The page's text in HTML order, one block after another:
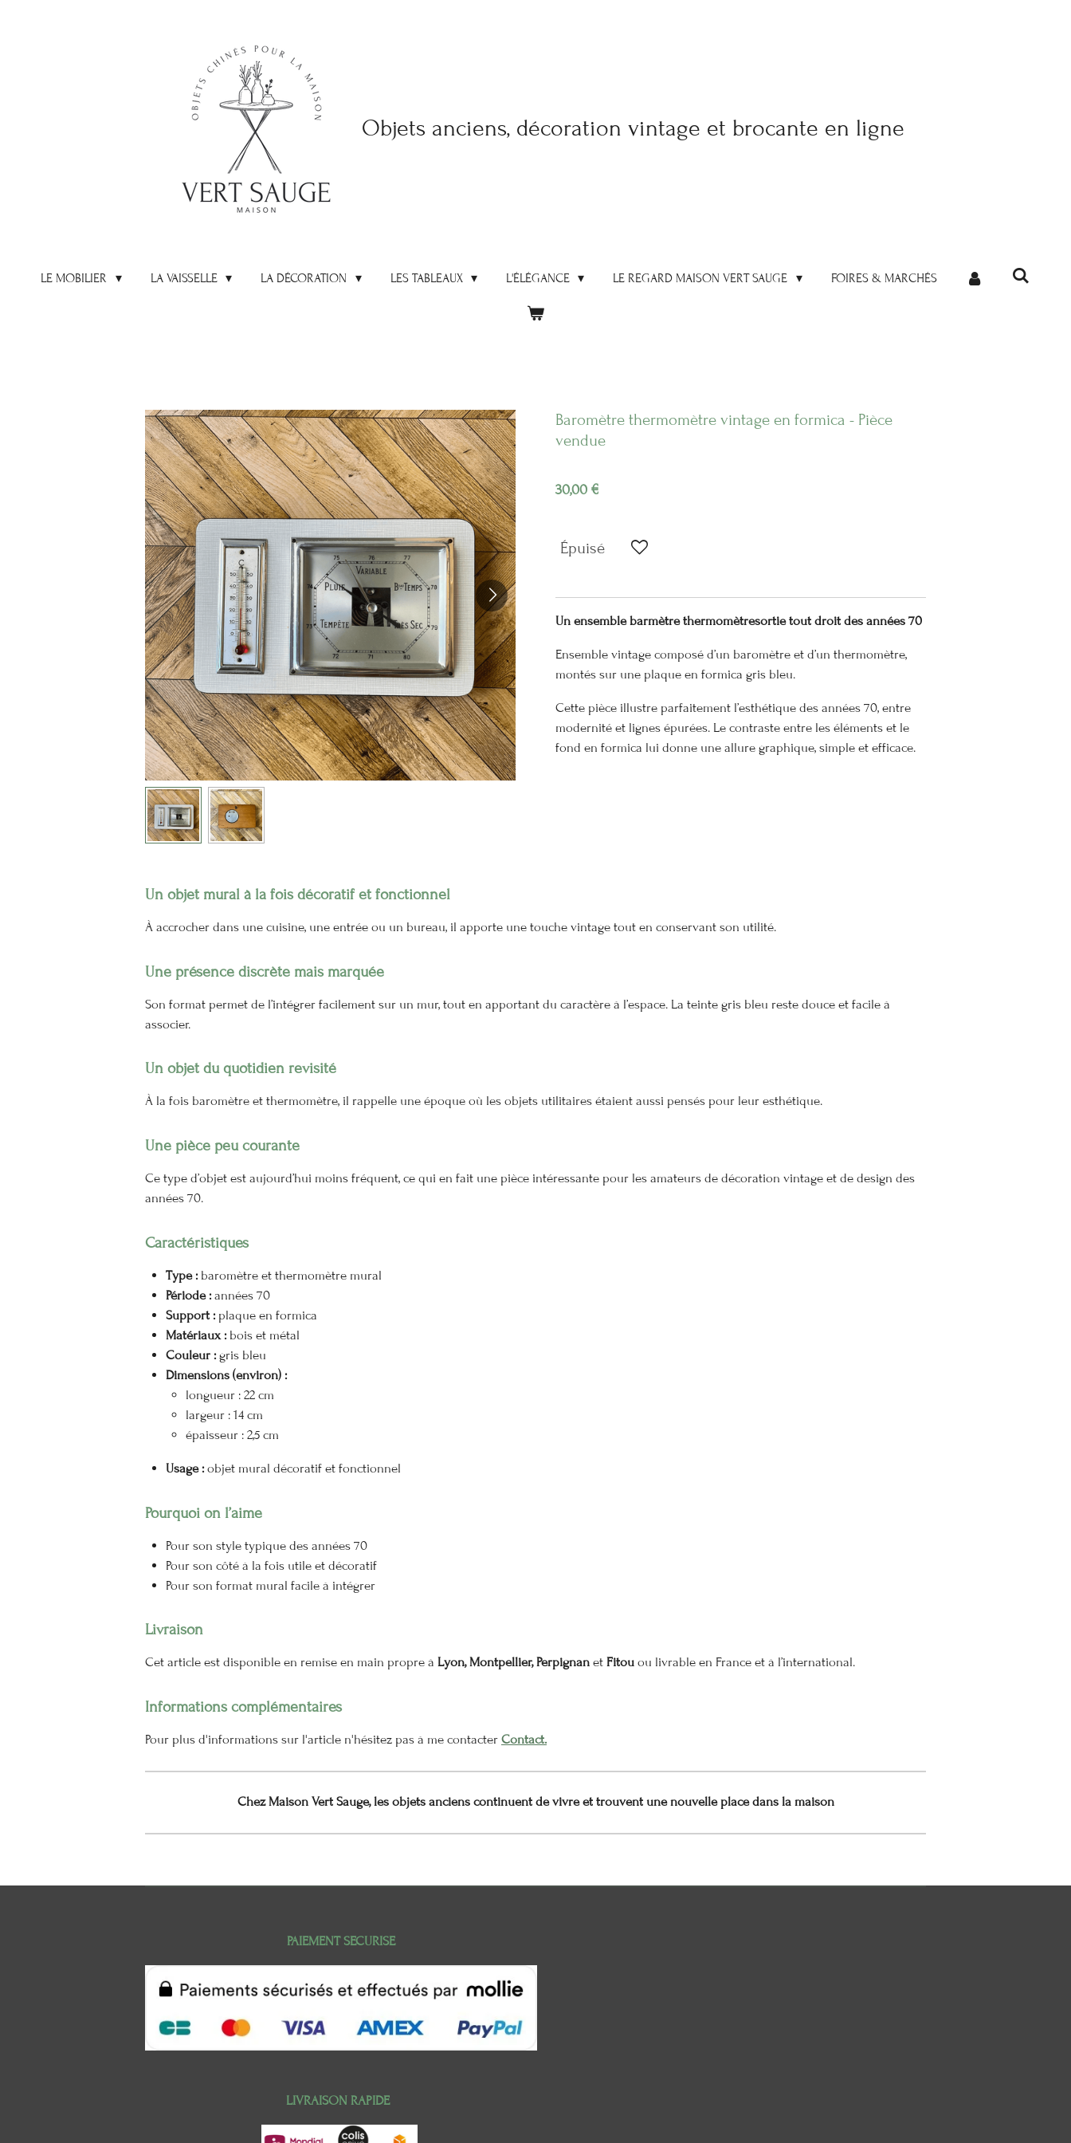
Objets anciens, décoration vintage et brocante en ligne
LE MOBILIER LA VAISSELLE LA DÉCORATION LES TABLEAUX L'ÉLÉGANCE LE REGARD MAISON VERT SAUGE FOIRES & MARCHÉS
Baromètre thermomètre vintage en formica - Pièce
vendue
30,00 €
Épuisé
Un ensemble barmètre thermomètresortie tout droit des années 70
Ensemble vintage composé d’un baromètre et d’un thermomètre,
montés sur une plaque en formica gris bleu.
Cette pièce illustre parfaitement l’esthétique des années 70, entre
modernité et lignes épurées. Le contraste entre les éléments et le
fond en formica lui donne une allure graphique, simple et efficace.
Un objet mural à la fois décoratif et fonctionnel
À accrocher dans une cuisine, une entrée ou un bureau, il apporte une touche vintage tout en conservant son utilité.
Une présence discrète mais marquée
Son format permet de l’intégrer facilement sur un mur, tout en apportant du caractère à l’espace. La teinte gris bleu reste douce et facile à
associer.
Un objet du quotidien revisité
À la fois baromètre et thermomètre, il rappelle une époque où les objets utilitaires étaient aussi pensés pour leur esthétique.
Une pièce peu courante
Ce type d’objet est aujourd’hui moins fréquent, ce qui en fait une pièce intéressante pour les amateurs de décoration vintage et de design des
années 70.
Caractéristiques
Type :baromètre et thermomètre mural
Période :années 70
Support :plaque en formica
Matériaux :bois et métal
Couleur :gris bleu
Dimensions (environ) :
longueur : 22 cm
largeur : 14 cm
épaisseur : 2,5 cm
Usage :objet mural décoratif et fonctionnel
Pourquoi on l’aime
Pour son style typique des années 70
Pour son côté à la fois utile et décoratif
Pour son format mural facile à intégrer
Livraison
Cet article est disponible en remise en main propre à Lyon, Montpellier, Perpignan et Fitou ou livrable en France et à l’international.
Informations complémentaires
Pour plus d'informations sur l'article n'hésitez pas à me contacter Contact.
Chez Maison Vert Sauge, les objets anciens continuent de vivre et trouvent une nouvelle place dans la maison
PAIEMENT SECURISE
LIVRAISON RAPIDE